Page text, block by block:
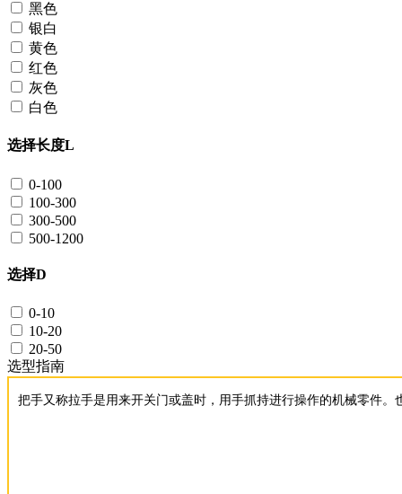
黑色
银白
黄色
红色
灰色
白色
选择长度L
0-100
100-300
300-500
500-1200
选择D
0-10
10-20
20-50
选型指南